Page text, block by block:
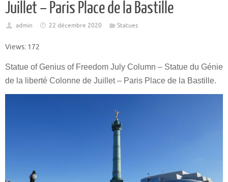
Juillet – Paris Place de la Bastille
admin 22 décembre 2020 Statues
Views: 172
Statue of Genius of Freedom July Column – Statue du Génie
de la liberté Colonne de Juillet – Paris Place de la Bastille.